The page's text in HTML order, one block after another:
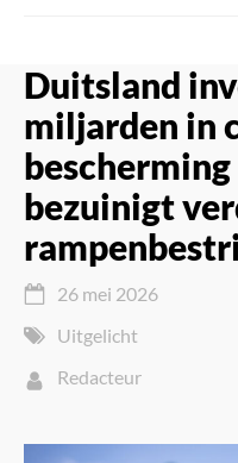
Duitsland
miljarden in
bezuinigt
26 mei 2026
Uitgelicht
Redacteur